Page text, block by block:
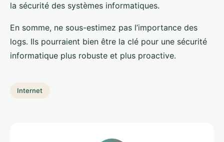
la sécurité des systèmes informatiques.
En somme, ne sous-estimez pas l’importance des
logs. Ils pourraient bien être la clé pour une sécurité
informatique plus robuste et plus proactive.
Internet